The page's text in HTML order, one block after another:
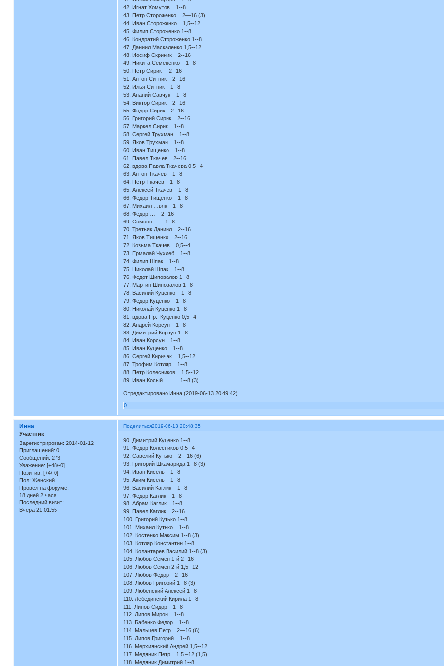
42. Игнат Хомутов 1--8
43. Петр Стороженко 2—16 (3)
44. Иван Стороженко 1,5--12
45. Филип Стороженко 1--8
46. Кондратий Стороженко 1--8
47. Даниил Маскаленко 1,5--12
48. Иосиф Скриник 2--16
49. Никита Семененко 1--8
50. Петр Сирик 2--16
51. Антон Ситник 2--16
52. Илья Ситник 1--8
53. Ананий Савчук 1--8
54. Виктор Сирик 2--16
55. Федор Сирик 2--16
56. Григорий Сирик 2--16
57. Маркел Сирик 1--8
58. Сергей Трухман 1--8
59. Яков Трухман 1--8
60. Иван Тищенко 1--8
61. Павел Ткачев 2--16
62. вдова Павла Ткачева 0,5--4
63. Антон Ткачев 1--8
64. Петр Ткачев 1--8
65. Алексей Ткачев 1--8
66. Федор Тищенко 1--8
67. Михаил …вяк 1--8
68. Федор … 2--16
69. Семеон … 1--8
70. Третьяк Даниил 2--16
71. Яков Тищенко 2--16
72. Козьма Ткачев 0,5--4
73. Ермалай Чухлеб 1--8
74. Филип Шпак 1--8
75. Николай Шпак 1--8
76. Федот Шиповалов 1--8
77. Мартин Шиповалов 1--8
78. Василий Куценко 1--8
79. Федор Куценко 1--8
80. Николай Куценко 1--8
81. вдова Пр. Куценко 0,5--4
82. Андрей Корсун 1--8
83. Димитрий Корсун 1--8
84. Иван Корсун 1--8
85. Иван Куценко 1--8
86. Сергей Киричак 1,5--12
87. Трофим Котляр 1--8
88. Петр Колесников 1,5--12
89. Иван Косый 1--8 (3)
Отредактировано Инна (2019-06-13 20:49:42)
0
Поделиться2019-06-13 20:48:35
Инна
Участник
Зарегистрирован: 2014-01-12
Приглашений: 0
Сообщений: 273
Уважение: [+48/-0]
Позитив: [+4/-0]
Пол: Женский
Провел на форуме:
18 дней 2 часа
Последний визит:
Вчера 21:01:55
90. Димитрий Куценко 1--8
91. Федор Колесников 0,5--4
92. Савелий Кутько 2—16 (6)
93. Григорий Шкамарида 1--8 (3)
94. Иван Кисель 1--8
95. Аким Кисель 1--8
96. Василий Каглик 1--8
97. Федор Каглик 1--8
98. Абрам Каглик 1--8
99. Павел Каглик 2--16
100. Григорий Кутько 1--8
101. Михаил Кутько 1--8
102. Костенко Максим 1--8 (3)
103. Котляр Константин 1--8
104. Колантарев Василий 1--8 (3)
105. Любов Семен 1-й 2--16
106. Любов Семен 2-й 1,5--12
107. Любов Федор 2--16
108. Любов Григорий 1--8 (3)
109. Любенский Алексей 1--8
110. Лебединский Кирила 1--8
111. Липов Сидор 1--8
112. Липов Мирон 1--8
113. Бабенко Федор 1--8
114. Мальцев Петр 2—16 (6)
115. Липов Григорий 1--8
116. Мерхиянский Андрей 1,5--12
117. Медяник Петр 1,5 –12 (1,5)
118. Медяник Димитрий 1--8